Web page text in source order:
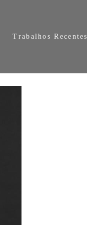
Trabalhos Recentes